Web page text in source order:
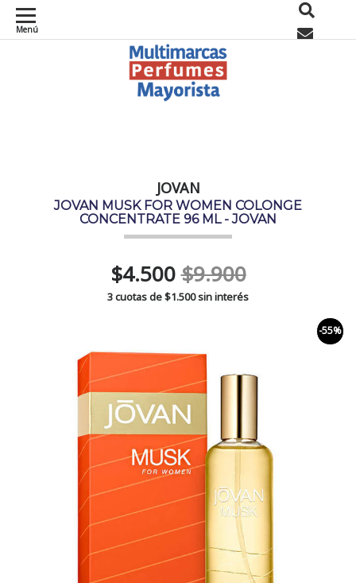
Menú
JOVAN
JOVAN MUSK FOR WOMEN COLONGE
CONCENTRATE 96 ML - JOVAN
$4.500$9.900
3 cuotas de$1.500sin interés
-55%